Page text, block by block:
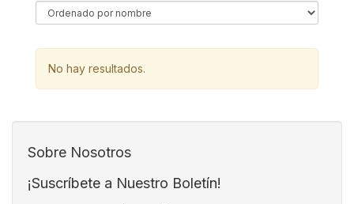
No hay resultados.
Sobre Nosotros
¡Suscríbete a Nuestro Boletín!